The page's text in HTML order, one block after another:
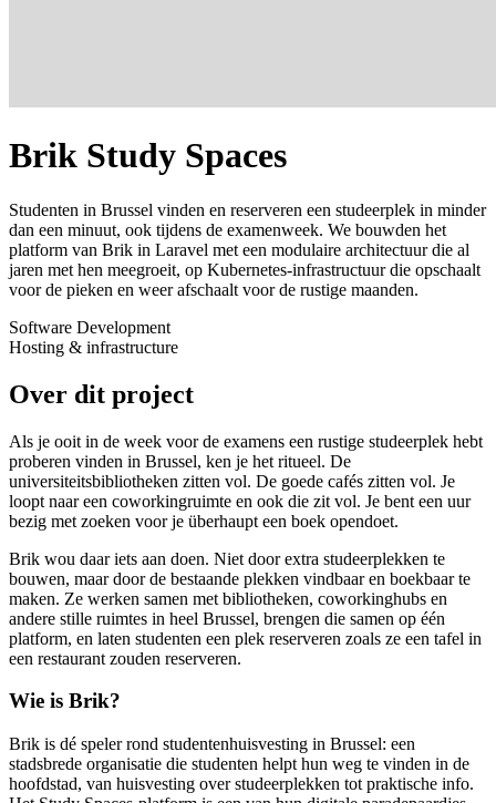
Brik Study Spaces
Studenten in Brussel vinden en reserveren een studeerplek in minder
dan een minuut, ook tijdens de examenweek. We bouwden het
platform van Brik in Laravel met een modulaire architectuur die al
jaren met hen meegroeit, op Kubernetes-infrastructuur die opschaalt
voor de pieken en weer afschaalt voor de rustige maanden.
Software Development
Hosting & infrastructure
Over dit project
Als je ooit in de week voor de examens een rustige studeerplek hebt
proberen vinden in Brussel, ken je het ritueel. De
universiteitsbibliotheken zitten vol. De goede cafés zitten vol. Je
loopt naar een coworkingruimte en ook die zit vol. Je bent een uur
bezig met zoeken voor je überhaupt een boek opendoet.
Brik wou daar iets aan doen. Niet door extra studeerplekken te
bouwen, maar door de bestaande plekken vindbaar en boekbaar te
maken. Ze werken samen met bibliotheken, coworkinghubs en
andere stille ruimtes in heel Brussel, brengen die samen op één
platform, en laten studenten een plek reserveren zoals ze een tafel in
een restaurant zouden reserveren.
Wie is Brik?
Brik is dé speler rond studentenhuisvesting in Brussel: een
stadsbrede organisatie die studenten helpt hun weg te vinden in de
hoofdstad, van huisvesting over studeerplekken tot praktische info.